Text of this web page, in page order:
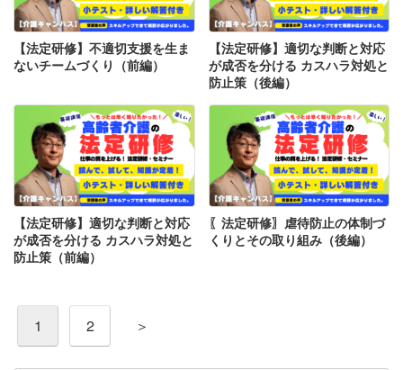
【法定研修】不適切支援を生ま
ないチームづくり（前編）
【法定研修】適切な判断と対応
が成否を分ける カスハラ対処と
防止策（後編）
【法定研修】適切な判断と対応
が成否を分ける カスハラ対処と
防止策（前編）
〖法定研修〗虐待防止の体制づ
くりとその取り組み（後編）
稿
1 2 ＞